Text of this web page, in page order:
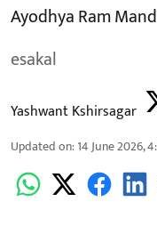
Ayodhya Ram
esakal
Yashwant Kshirsagar
Updated on:14 June 2026,